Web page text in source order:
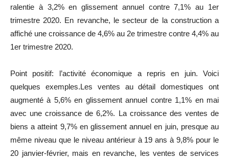
ralentie à 3,2%en glissement annuel contre7,1% au 1er
trimestre 2020. En revanche, le secteur de la construction a
affiché une croissance de 4,6% au 2e trimestre contre 4,4% au
1er trimestre 2020.
Point positif: l’activité économique a repris en juin. Voici
quelques exemples.Les ventes au détail domestiques ont
augmenté à 5,6%en glissement annuel contre 1,1% en mai
avec une croissance de6,2%. La croissance des ventes de
biens a atteint 9,7%en glissement annuel en juin, presque au
même niveau que le niveau antérieur à 19 ans à9,8% pour le
20 janvier-février, mais en revanche, les ventes de services